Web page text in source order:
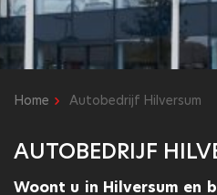
Home Autobedrijf Hilversum
AUTOBEDRIJF
Woont u in Hilversum en